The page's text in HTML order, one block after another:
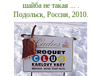
шайба не такая ... .
Подольск, Россия, 2010.